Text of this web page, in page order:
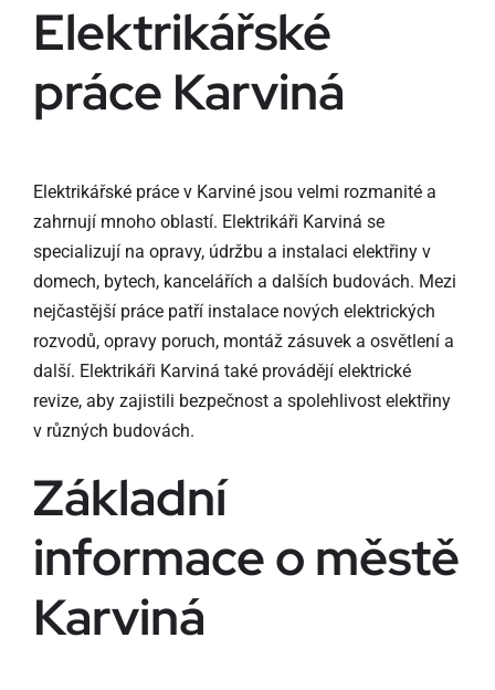
Elektrikářské
práce Karviná
Elektrikářské práce v Karviné jsou velmi rozmanité a
zahrnují mnoho oblastí. Elektrikáři Karviná se
specializují na opravy, údržbu a instalaci elektřiny v
domech, bytech, kancelářích a dalších budovách. Mezi
nejčastější práce patří instalace nových elektrických
rozvodů, opravy poruch, montáž zásuvek a osvětlení a
další. Elektrikáři Karviná také provádějí elektrické
revize, aby zajistili bezpečnost a spolehlivost elektřiny
v různých budovách.
Základní
informace o městě
Karviná